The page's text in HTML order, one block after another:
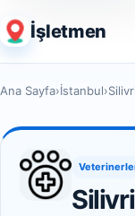
İşletmen
Ana Sayfa›İstanbul›Silivri